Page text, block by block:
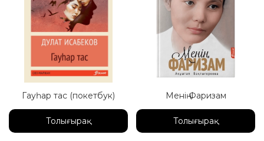
Гауһар тас (покетбук)
Толығырақ
Менің Фаризам
Толығырақ